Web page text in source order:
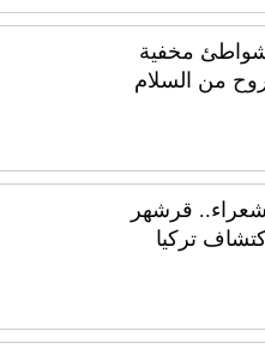
شواطئ مخفية
من السلام
قرشهر
تركيا